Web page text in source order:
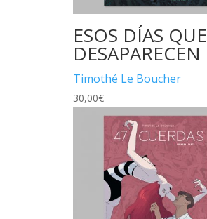
ESOS DÍAS QUE
DESAPARECEN
Timothé Le Boucher
30,00€